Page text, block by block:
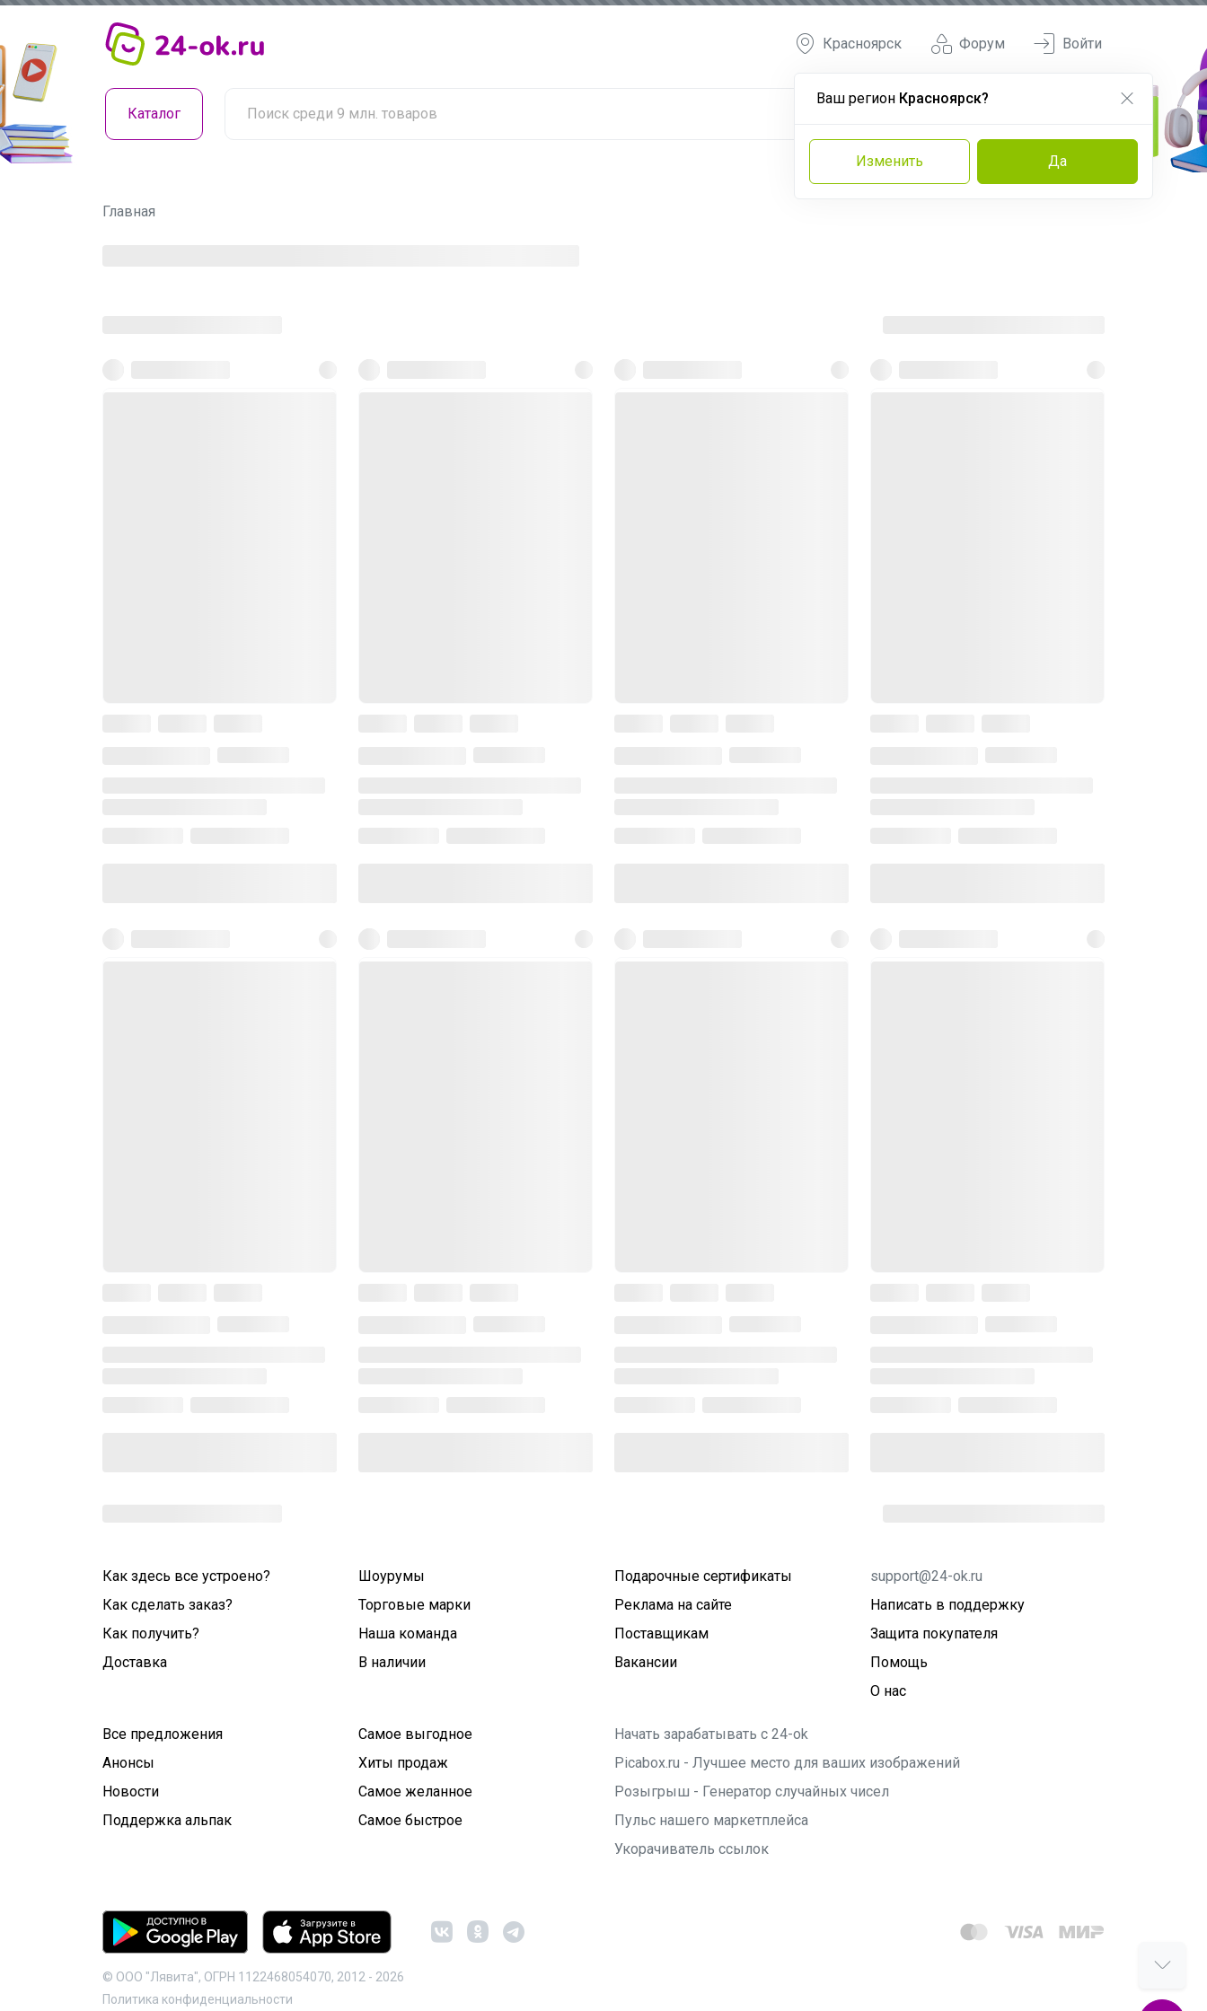
Форум
Красноярск
Ваш регион Красноярск?
Изменить Да
Войти
Каталог
Главная
Как здесь все устроено?
Как сделать заказ?
Как получить?
Доставка
Шоурумы
Торговые марки
Наша команда
В наличии
Подарочные сертификаты
Реклама на сайте
Поставщикам
Вакансии
support@24-ok.ru
Написать в поддержку
Защита покупателя
Помощь
О нас
Все предложения
Анонсы
Новости
Поддержка альпак
Самое выгодное
Хиты продаж
Самое желанное
Самое быстрое
Начать зарабатывать с 24-ok
Picabox.ru - Лучшее место для ваших изображений
Розыгрыш - Генератор случайных чисел
Пульс нашего маркетплейса
Укорачиватель ссылок
© ООО "Лявита", ОГРН 1122468054070, 2012 - 2026
Политика конфиденциальности